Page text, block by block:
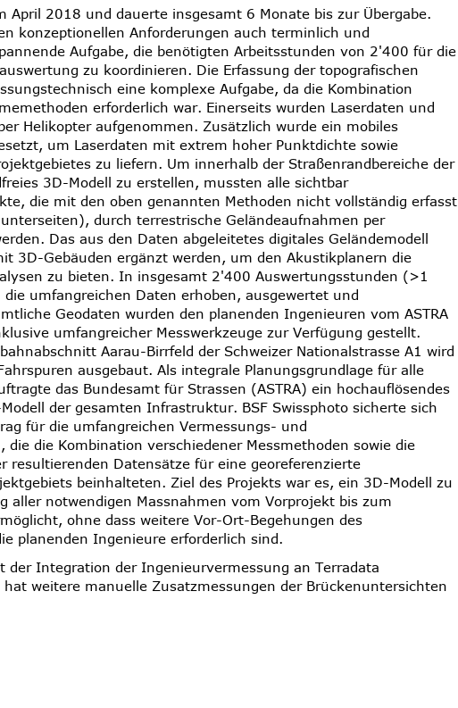
April 2018 und dauerte insgesamt 6 Monate bis zur Übergabe.
konzeptionellen Anforderungen auch terminlich und
Aufgabe, die benötigten Arbeitsstunden von 2'400 für die
zu koordinieren. Die Erfassung der topografischen
eine komplexe Aufgabe, da die Kombination
erforderlich war. Einerseits wurden Laserdaten und
Helikopter aufgenommen. Zusätzlich wurde ein mobiles
um Laserdaten mit extrem hoher Punktdichte sowie
zu liefern. Um innerhalb der Straßenrandbereiche der
3D-Modell zu erstellen, mussten alle sichtbar
die mit den oben genannten Methoden nicht vollständig erfasst
durch terrestrische Geländeaufnahmen per
Das aus den Daten abgeleitetes digitales Geländemodell
3D-Gebäuden ergänzt werden, um den Akustikplanern die
zu bieten. In insgesamt 2'400 Auswertungsstunden (>1
umfangreichen Daten erhoben, ausgewertet und
Geodaten wurden den planenden Ingenieuren vom ASTRA
umfangreicher Messwerkzeuge zur Verfügung gestellt.
Aarau-Birrfeld der Schweizer Nationalstrasse A1 wird
ausgebaut. Als integrale Planungsgrundlage für alle
das Bundesamt für Strassen (ASTRA) ein hochauflösendes
der gesamten Infrastruktur. BSF Swissphoto sicherte sich
für die umfangreichen Vermessungs- und
die die Kombination verschiedener Messmethoden sowie die
resultierenden Datensätze für eine georeferenzierte
beinhalteten. Ziel des Projekts war es, ein 3D-Modell zu
aller notwendigen Massnahmen vom Vorprojekt bis zum
ohne dass weitere Vor-Ort-Begehungen des
planenden Ingenieure erforderlich sind.
der Integration der Ingenieurvermessung an Terradata
weitere manuelle Zusatzmessungen der Brückenuntersichten